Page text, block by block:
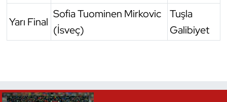
Yarı Final
Sofia Tuominen Mirkovic
(İsveç)
Tuşla
Galibiyet